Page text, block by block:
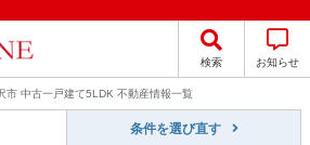
検索 お知らせ
市 中古一戸建て5LDK 不動産情報一覧
条件を選び直す